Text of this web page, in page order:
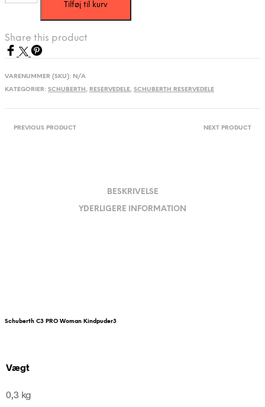
C3
Kindpuder3
antal
Tilføj til kurv
Share this product
VARENUMMER (SKU): N/A
KATEGORIER: SCHUBERTH , RESERVEDELE, SCHUBERTH RESERVEDELE
PREVIOUS PRODUCT NEXT PRODUCT
BESKRIVELSE
YDERLIGERE INFORMATION
Schuberth C3 PRO Woman Kindpuder3
Vægt
0,3 kg